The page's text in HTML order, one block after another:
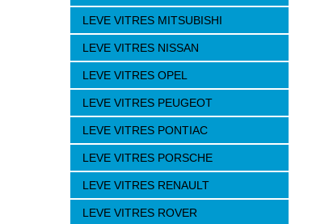
LEVE VITRES MITSUBISHI
LEVE VITRES NISSAN
LEVE VITRES OPEL
LEVE VITRES PEUGEOT
LEVE VITRES PONTIAC
LEVE VITRES PORSCHE
LEVE VITRES RENAULT
LEVE VITRES ROVER